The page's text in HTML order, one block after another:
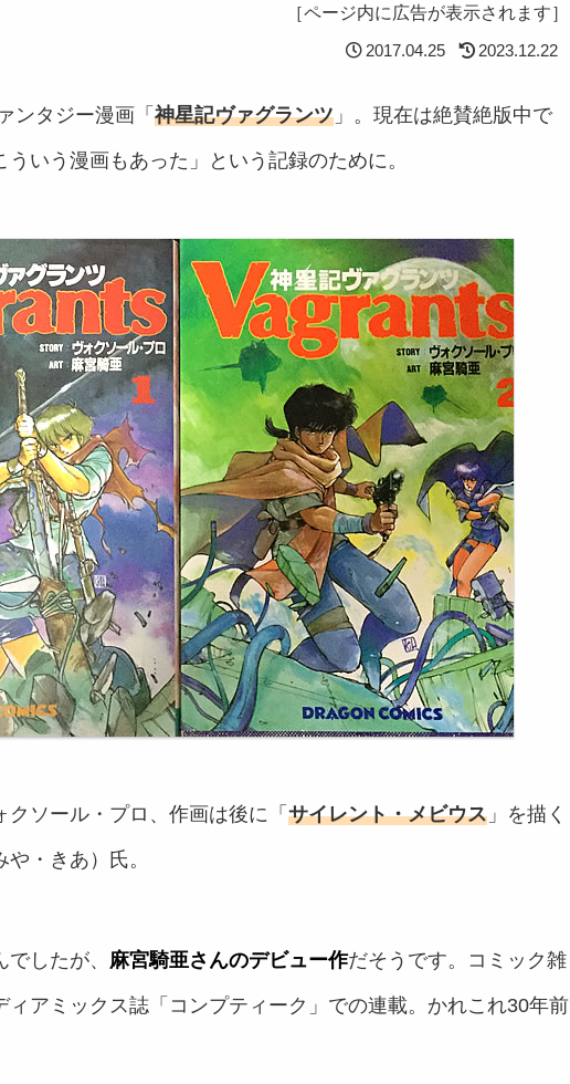
［ページ内に広告が表示されます］
2017.04.25 2023.12.22
ンタジー漫画「 神星記ヴァグランツ 」。現在は絶賛絶版中で
いう漫画もあった」という記録のために。
クソール・プロ、作画は後に「 サイレント・メビウス 」を描く
・きあ）氏。
したが、 麻宮騎亜さんのデビュー作だそうです。コミック雑
ィアミックス誌「コンプティーク」での連載。かれこれ30年前